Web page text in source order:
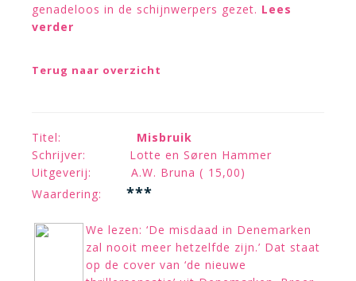
genadeloos in de schijnwerpers gezet. Lees
verder
Terug naar overzicht
Titel: Misbruik
Schrijver: Lotte en Søren Hammer
Uitgeverij: A.W. Bruna ( 15,00)
Waardering:
***
We lezen: ‘De misdaad in Denemarken
zal nooit meer hetzelfde zijn.’ Dat staat
op de cover van ‘de nieuwe